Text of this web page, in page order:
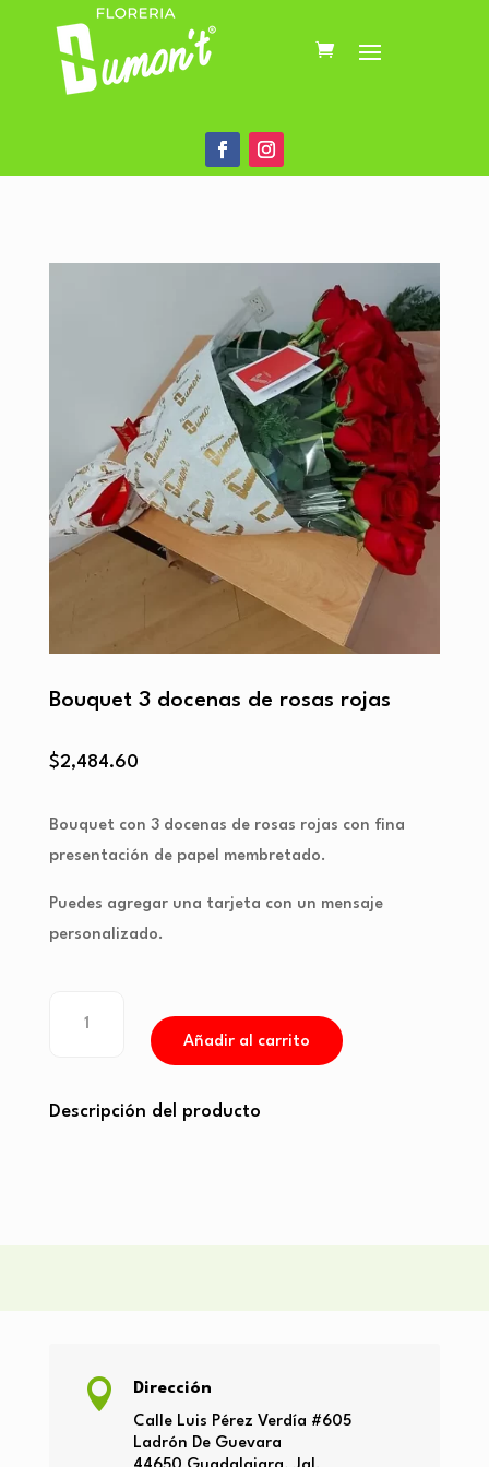
Bouquet 3 docenas de rosas rojas
$2,484.60
Bouquet con 3 docenas de rosas rojas con fina
presentación de papel membretado.
Puedes agregar una tarjeta con un mensaje
personalizado.
rojas
Añadir al carrito
Descripción del producto
 Dirección
Calle Luis Pérez Verdía #605
Ladrón De Guevara